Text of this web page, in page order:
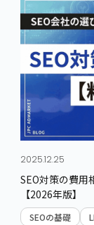
DAZN広告
ABEMA Ads
テレビCM
その他動画広告
SEO分析
SEO内部対策
SEO外部対策
コンテンツSEO
YouTube・動
2025.12.25
SEO対策の費用
【2026年版】
SEOの基礎